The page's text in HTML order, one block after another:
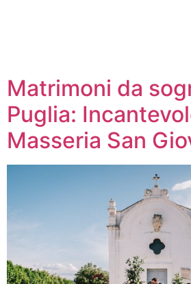
Matrimoni da
Puglia:
Masseria San